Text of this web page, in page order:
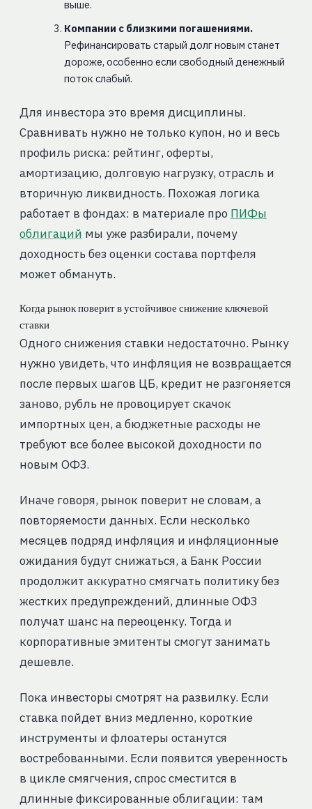
выше.
Компании с близкими погашениями.
Рефинансировать старый долг новым станет
дороже, особенно если свободный денежный
поток слабый.
Для инвестора это время дисциплины.
Сравнивать нужно не только купон, но и весь
профиль риска: рейтинг, оферты,
амортизацию, долговую нагрузку, отрасль и
вторичную ликвидность. Похожая логика
работает в фондах: в материале про ПИФы
облигаций мы уже разбирали, почему
доходность без оценки состава портфеля
может обмануть.
Когда рынок поверит в устойчивое снижение ключевой
ставки
Одного снижения ставки недостаточно. Рынку
нужно увидеть, что инфляция не возвращается
после первых шагов ЦБ, кредит не разгоняется
заново, рубль не провоцирует скачок
импортных цен, а бюджетные расходы не
требуют все более высокой доходности по
новым ОФЗ.
Иначе говоря, рынок поверит не словам, а
повторяемости данных. Если несколько
месяцев подряд инфляция и инфляционные
ожидания будут снижаться, а Банк России
продолжит аккуратно смягчать политику без
жестких предупреждений, длинные ОФЗ
получат шанс на переоценку. Тогда и
корпоративные эмитенты смогут занимать
дешевле.
Пока инвесторы смотрят на развилку. Если
ставка пойдет вниз медленно, короткие
инструменты и флоатеры останутся
востребованными. Если появится уверенность
в цикле смягчения, спрос сместится в
длинные фиксированные облигации: там